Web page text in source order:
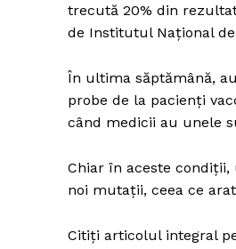
trecută 20% din
de Institutul Național de
În ultima săptămână,
probe de la pacienți
când medicii au unele
Chiar în aceste
noi mutații, ceea ce
Citiți articolul integral